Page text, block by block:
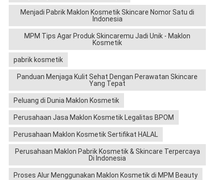
Menjadi Pabrik Maklon Kosmetik Skincare Nomor Satu di
Indonesia
MPM Tips Agar Produk Skincaremu Jadi Unik - Maklon
Kosmetik
pabrik kosmetik
Panduan Menjaga Kulit Sehat Dengan Perawatan Skincare
Yang Tepat
Peluang di Dunia Maklon Kosmetik
Perusahaan Jasa Maklon Kosmetik Legalitas BPOM
Perusahaan Maklon Kosmetik Sertifikat HALAL
Perusahaan Maklon Pabrik Kosmetik & Skincare Terpercaya
Di Indonesia
Proses Alur Menggunakan Maklon Kosmetik di MPM Beauty